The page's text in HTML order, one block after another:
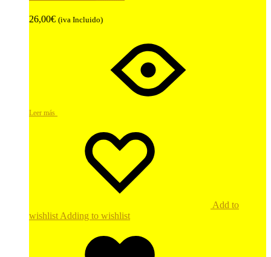
26,00€ (iva Incluido)
Leer más
Add to
wishlist Adding to wishlist